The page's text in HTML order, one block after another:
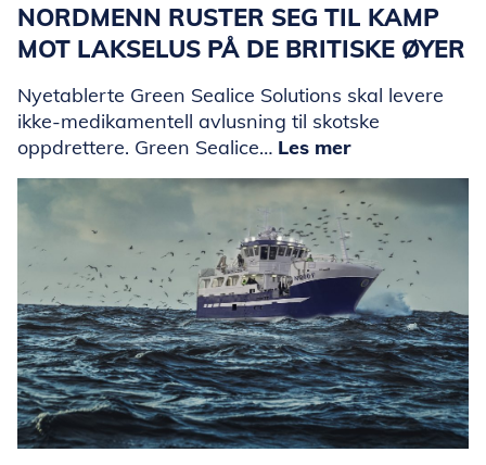
NORDMENN RUSTER SEG TIL KAMP
MOT LAKSELUS PÅ DE BRITISKE ØYER
Nyetablerte Green Sealice Solutions skal levere
ikke-medikamentell avlusning til skotske
oppdrettere. Green Sealice… Les mer